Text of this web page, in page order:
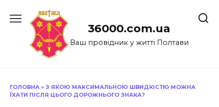
до
36000.com.ua
Ваш провідник у житті Полтави
ГОЛОВНА » З ЯКОЮ МАКСИМАЛЬНОЮ ШВИДКІСТЮ МОЖНА
ЇХАТИ ПІСЛЯ ЦЬОГО ДОРОЖНЬОГО ЗНАКА?